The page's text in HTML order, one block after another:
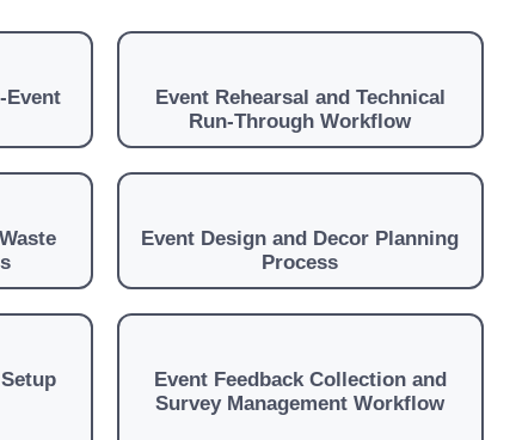
Event
Event Rehearsal and Technical
Run-Through Workflow
Event Design and Decor Planning
Process
Event Feedback Collection and
Survey Management Workflow